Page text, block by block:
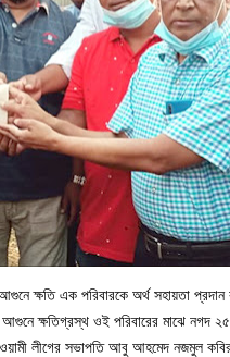
ক্ষতি এক পরিবারকে অর্থ সহায়তা প্রদান
ক্ষতিগ্রস্থ ওই পরিবারের মাঝে নগদ ২৫
লীগের সভাপতি আবু আহমেদ নজমুল